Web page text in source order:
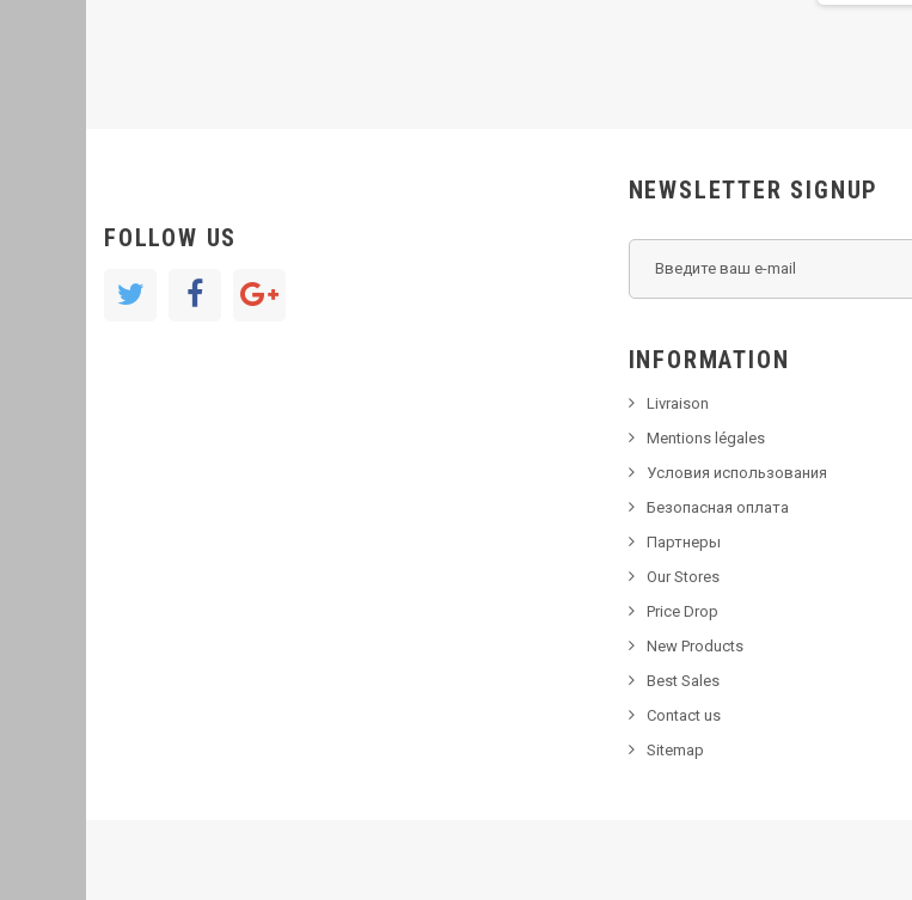
FOLLOW US
NEWSLETTER SIGNUP
INFORMATION
Livraison
Mentions légales
Условия использования
Безопасная оплата
Партнеры
Our Stores
Price Drop
New Products
Best Sales
Contact us
Sitemap